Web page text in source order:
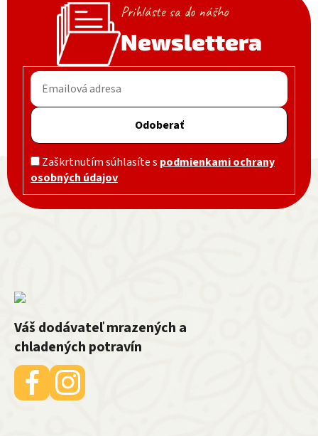
Prihláste sa do nášho
Newslettera
Odoberať
Zaškrtnutím súhlasíte s podmienkami ochrany
osobných údajov
Zápätie
Váš dodávateľ mrazených a
chladených potravín